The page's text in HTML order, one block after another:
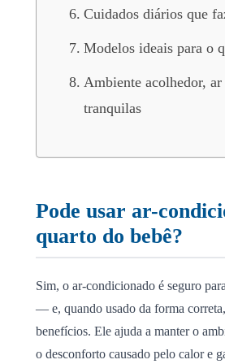
Cuidados diários que
Modelos ideais para o
Ambiente acolhedor,
tranquilas
Pode usar ar-
quarto do bebê?
Sim, o ar-condicionado é seguro
— e, quando usado da forma
benefícios. Ele ajuda a manter o
o desconforto causado pelo calor e